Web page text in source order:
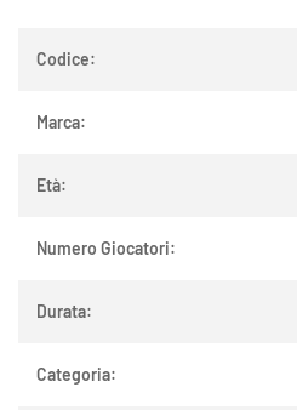
Codice:
Marca:
Età:
Numero Giocatori:
Durata:
Categoria: